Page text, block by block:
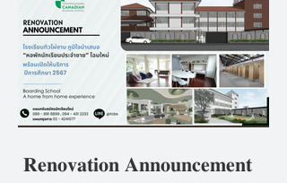
แบบที่คุณเป็น"
𝐑𝐞𝐧𝐨𝐯𝐚𝐭𝐢𝐨𝐧 𝐀𝐧𝐧𝐨𝐮𝐧𝐜𝐞𝐦𝐞𝐧𝐭